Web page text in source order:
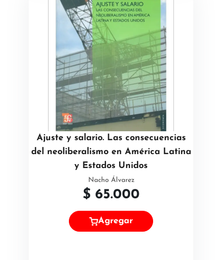
Ajuste y salario. Las consecuencias
del neoliberalismo en América Latina
y Estados Unidos
Nacho Álvarez
$ 65.000
Agregar